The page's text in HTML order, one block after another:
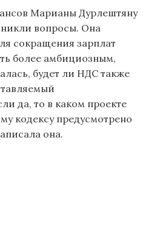
Марианы Дурлештяну
вопросы. Она
сокращения зарплат
более амбициозным,
будет ли НДС также
да, то в каком проекте
кодексу предусмотрено
она.